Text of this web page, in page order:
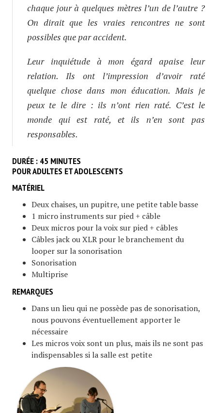
chaque jour à quelques mètres l’un de l’autre ?
On dirait que les vraies rencontres ne sont
possibles que par accident.
Leur inquiétude à mon égard apaise leur
relation. Ils ont l’impression d’avoir raté
quelque chose dans mon éducation. Mais je
peux te le dire : ils n’ont rien raté. C’est le
monde qui est raté, et ils n’en sont pas
responsables.
DURÉE : 45 MINUTES
POUR ADULTES ET ADOLESCENTS
MATÉRIEL
Deux chaises, un pupitre, une petite table basse
1 micro instruments sur pied + câble
Deux micros pour la voix sur pied + câbles
Câbles jack ou XLR pour le branchement du
looper sur la sonorisation
Sonorisation
Multiprise
REMARQUES
Dans un lieu qui ne possède pas de sonorisation,
nous pouvons éventuellement apporter le
nécessaire
Les micros voix sont un plus, mais ils ne sont pas
indispensables si la salle est petite